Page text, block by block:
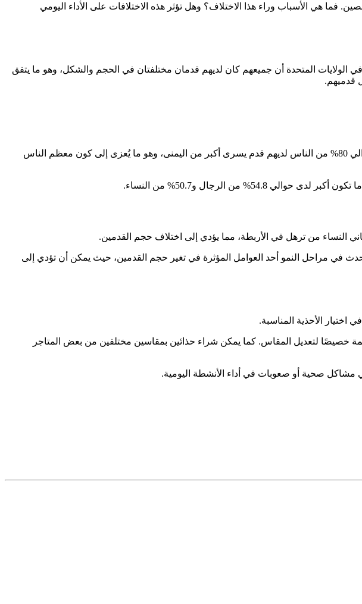
فما هي الأسباب وراء هذا الاختلاف؟ وهل تؤثر هذه الاختلافات على الأداء اليومي
اختلاف حجم القدمين ليس أمرًا نادرًا، إذ أكدت دراسة في عام 1983 شملت حوالي 6800 شخص في الولايات المتحدة أن جميعهم كان لديهم قدمان مختلفتان في الحجم والشكل، وهو ما يتفق
تختلف الآراء حول ما إذا كانت القدم اليسرى أو اليمنى هي الأكبر عادة. ففي الولايات المتحدة، أظهرت دراسة أن حوالي 80% من الناس لديهم قدم يسرى أكبر من اليمنى، وهو ما يُعزى إلى كون معظم الناس
النساء من ترهل في الأربطة، مما يؤدي إلى اختلاف حجم القدمين.
في مراحل النمو أحد العوامل المؤثرة في تغير حجم القدمين، حيث يمكن أن تؤدي إلى
الأحذية المناسبة.
خصيصًا لتعديل المقاس. كما يمكن شراء حذائين بمقاسين مختلفين من بعض المتاجر
مشاكل صحية أو صعوبات في أداء الأنشطة اليومية.